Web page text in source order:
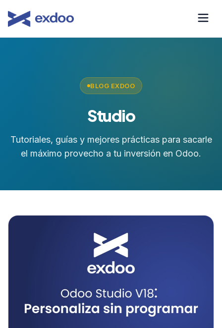
BLOG EXDOO
Studio
Tutoriales, guías y mejores prácticas para sacarle
el máximo provecho a tu inversión en Odoo.